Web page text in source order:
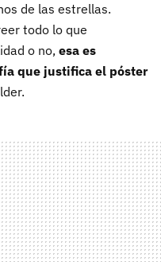
de las estrellas.
todo lo que
o no, esa es
que justifica el póster